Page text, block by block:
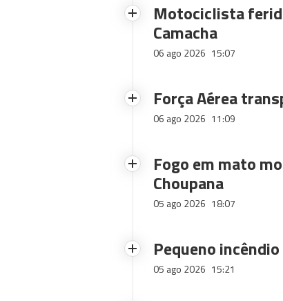
Motociclista
Camacha
06 ago 2026 15:07
Força Aérea
06 ago 2026 11:09
Fogo em mato
Choupana
05 ago 2026 18:07
Pequeno
05 ago 2026 15:21